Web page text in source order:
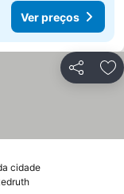
Ver preços
Partilhar
cidade